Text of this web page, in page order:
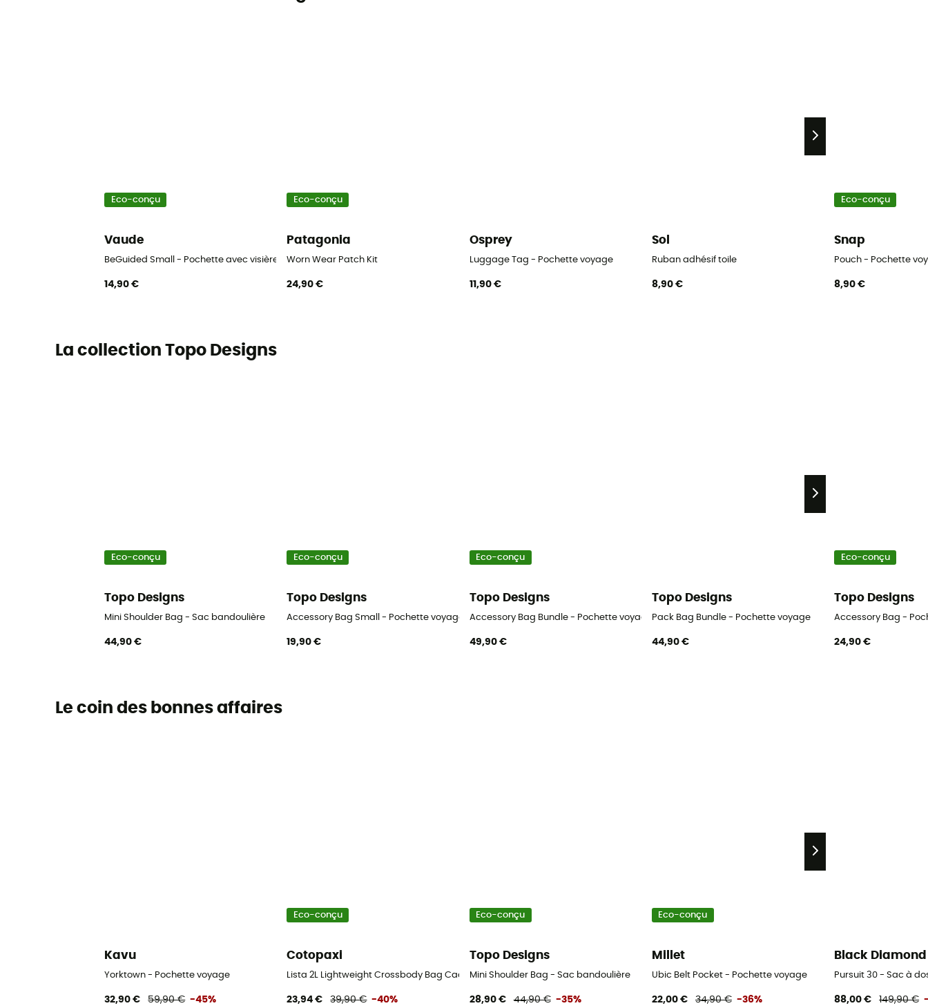
Eco-conçu
Vaude
BeGuided Small - Pochette avec visière transparente
14,90 €
Eco-conçu
Patagonia
Worn Wear Patch Kit
24,90 €
Osprey
Luggage Tag - Pochette voyage
11,90 €
Sol
Ruban adhésif toile
8,90 €
Eco-conçu
Snap
Pouch - Pochette
8,90 €
La collection Topo Designs
Eco-conçu
Topo Designs
Mini Shoulder Bag - Sac bandoulière
44,90 €
Eco-conçu
Topo Designs
Accessory Bag Small - Pochette voyage
19,90 €
Eco-conçu
Topo Designs
Accessory Bag Bundle - Pochette voyage
49,90 €
Topo Designs
Pack Bag Bundle - Pochette voyage
44,90 €
Eco-conçu
Topo Designs
Accessory Bag -
24,90 €
Le coin des bonnes affaires
Kavu
Yorktown - Pochette voyage
32,90 € 59,90 € -45%
Eco-conçu
Cotopaxi
Lista 2L Lightweight Crossbody Bag Cada Dia - Pochette voyage
23,94 € 39,90 € -40%
Eco-conçu
Topo Designs
Mini Shoulder Bag - Sac bandoulière
28,90 € 44,90 € -35%
Eco-conçu
Millet
Ubic Belt Pocket - Pochette voyage
22,00 € 34,90 € -36%
Black Diamond
Pursuit 30 - Sac à
88,00 € 149,90 €